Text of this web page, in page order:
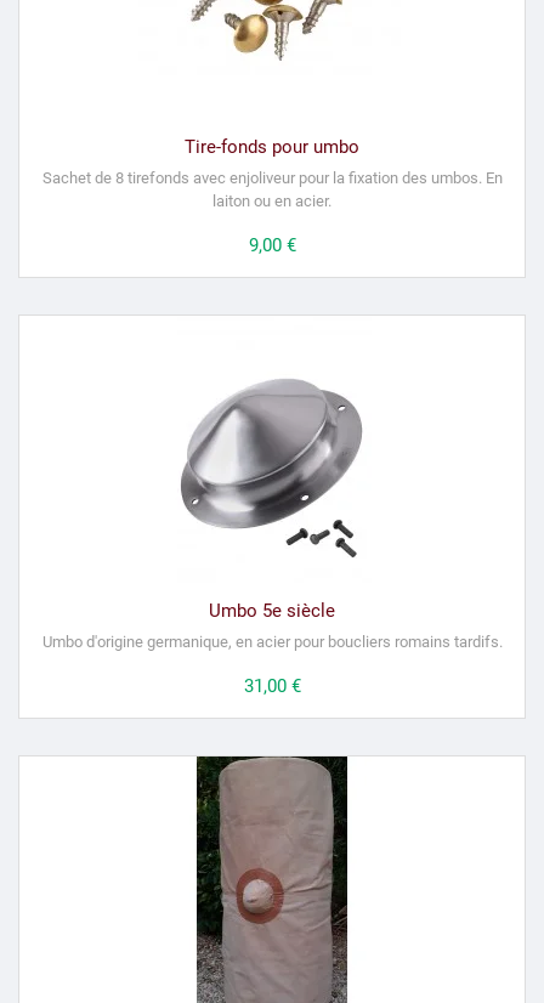
Tire-fonds pour umbo
Sachet de 8 tirefonds avec enjoliveur pour la fixation des umbos. En
laiton ou en acier.
Prix
9,00 €
Umbo 5e siècle
Umbo d'origine germanique, en acier pour boucliers romains tardifs.
Prix
31,00 €